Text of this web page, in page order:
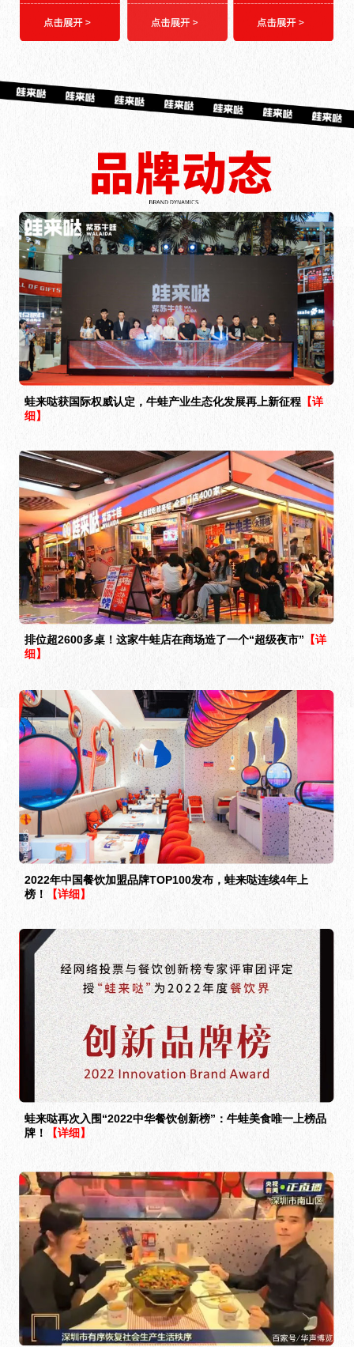
蛙来哒获国际权威认定，牛蛙产业生态化发展再上新征程 【详
细】
排位超2600多桌！这家牛蛙店在商场造了一个“超级夜市” 【详
细】
2022年中国餐饮加盟品牌TOP100发布，蛙来哒连续4年上
榜！
【详细】
蛙来哒再次入围“2022中华餐饮创新榜”：牛蛙美食唯一上榜品
牌！
【详细】